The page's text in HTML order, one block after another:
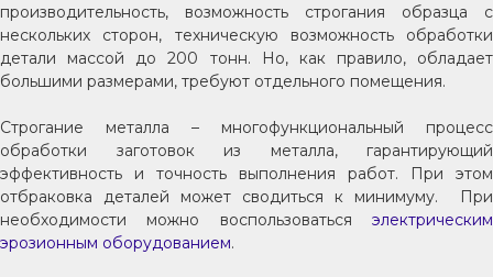
производительность, возможность строгания образца с
нескольких сторон, техническую возможность обработки
детали массой до 200 тонн. Но, как правило, обладает
большими размерами, требуют отдельного помещения.
Строгание металла – многофункциональный процесс
обработки заготовок из металла, гарантирующий
эффективность и точность выполнения работ. При этом
отбраковка деталей может сводиться к минимуму. При
необходимости можно воспользоваться электрическим
эрозионным оборудованием.